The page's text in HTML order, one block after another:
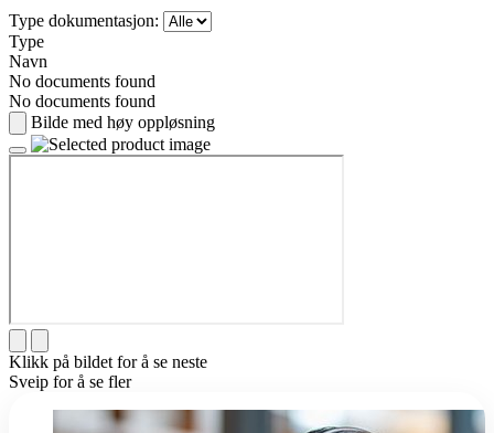
Type dokumentasjon:
Type
Navn
No documents found
No documents found
Bilde med høy oppløsning
Klikk på bildet for å se neste
Sveip for å se fler